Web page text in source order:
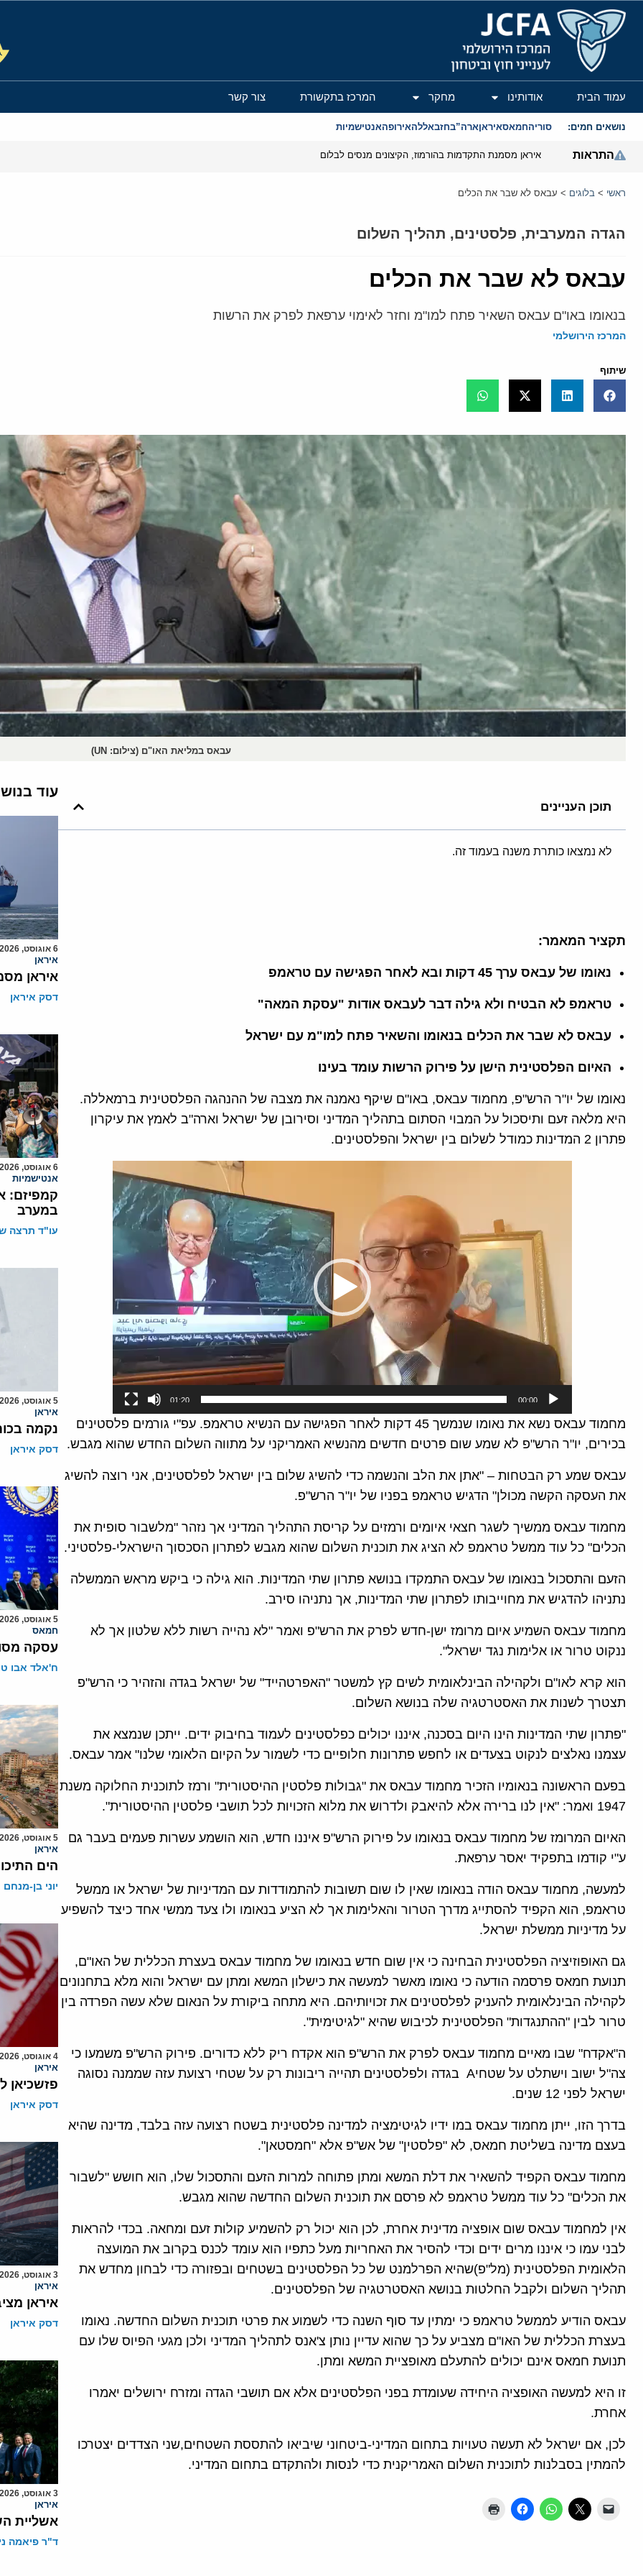
המרכז הירושלמי לענייני חוץ וביטחון
עמוד הבית אודותינו מחקר המרכז בתקשורת צור קשר
נושאים חמים: סוריהחמאסאיראןארה”בחזבאללהאירופהאנטישמיות
התראות איראן מסמנת התקדמות בהורמוז, הקיצונים מנסים לבלום
ראשי > בלוגים > עבאס לא שבר את הכלים
הגדה המערבית, פלסטינים, תהליך השלום
עבאס לא שבר את הכלים
בנאומו באו"ם עבאס השאיר פתח למו"מ וחזר לאימוי ערפאת לפרק את הרשות
המרכז הירושלמי
שיתוף
עבאס במליאת האו"ם (צילום: UN)
תוכן העניינים
לא נמצאו כותרת משנה בעמוד זה.
תקציר המאמר:
נאומו של עבאס ערך 45 דקות ובא לאחר הפגישה עם טראמפ
טראמפ לא הבטיח ולא גילה דבר לעבאס אודות "עסקת המאה"
עבאס לא שבר את הכלים בנאומו והשאיר פתח למו"מ עם ישראל
האיום הפלסטינית הישן על פירוק הרשות עומד בעינו
נאומו של יו"ר הרש"פ, מחמוד עבאס, באו"ם שיקף נאמנה את מצבה של ההנהגה הפלסטינית ברמאללה.
היא מלאה זעם ותיסכול על המבוי הסתום בתהליך המדיני וסירובן של ישראל וארה"ב לאמץ את עיקרון
פתרון 2 המדינות כמודל לשלום בין ישראל והפלסטינים.
00:00
01:20
מחמוד עבאס נשא את נאומו שנמשך 45 דקות לאחר הפגישה עם הנשיא טראמפ. עפ"י גורמים פלסטינים
בכירים, יו"ר הרש"פ לא שמע שום פרטים חדשים מהנשיא האמריקני על מתווה השלום החדש שהוא מגבש.
עבאס שמע רק הבטחות – "אתן את הלב והנשמה כדי להשיג שלום בין ישראל לפלסטינים, אני רוצה להשיג
את העסקה הקשה מכולן" הדגיש טראמפ בפניו של יו"ר הרש"פ.
מחמוד עבאס ממשיך לשגר חצאי איומים ורמזים על קריסת התהליך המדיני אך נזהר "מלשבור סופית את
הכלים" כל עוד ממשל טראמפ לא הציג את תוכנית השלום שהוא מגבש לפתרון הסכסוך הישראלי-פלסטיני.
הזעם והתסכול בנאומו של עבאס התמקדו בנושא פתרון שתי המדינות. הוא גילה כי ביקש מראש הממשלה
נתניהו להדגיש את מחוייבותו לפתרון שתי המדינות, אך נתניהו סירב.
מחמוד עבאס השמיע איום מרומז ישן-חדש לפרק את הרש"פ ואמר "לא נהייה רשות ללא שלטון אך לא
ננקוט טרור או אלימות נגד ישראל".
הוא קרא לאו"ם ולקהילה הבינלאומית לשים קץ למשטר "האפרטהייד" של ישראל בגדה והזהיר כי הרש"פ
תצטרך לשנות את האסטרטגיה שלה בנושא השלום.
"פתרון שתי המדינות הינו היום בסכנה, איננו יכולים כפלסטינים לעמוד בחיבוק ידים. ייתכן שנמצא את
עצמנו נאלצים לנקוט בצעדים או לחפש פתרונות חלופיים כדי לשמור על הקיום הלאומי שלנו" אמר עבאס.
בפעם הראשונה בנאומיו הזכיר מחמוד עבאס את "גבולות פלסטין ההיסטורית" ורמז לתוכנית החלוקה משנת
1947 ואמר: "אין לנו ברירה אלא להיאבק ולדרוש את מלוא הזכויות לכל תושבי פלסטין ההיסטורית".
האיום המרומז של מחמוד עבאס בנאומו על פירוק הרש"פ איננו חדש, הוא הושמע עשרות פעמים בעבר גם
ע"י קודמו בתפקיד יאסר ערפאת.
למעשה, מחמוד עבאס הודה בנאומו שאין לו שום תשובות להתמודדות עם המדיניות של ישראל או ממשל
טראמפ, הוא הקפיד להסתייג מדרך הטרור והאלימות אך לא הציע בנאומו ולו צעד ממשי אחד כיצד להשפיע
על מדיניות ממשלת ישראל.
גם האופוזיציה הפלסטינית הבחינה כי אין שום חדש בנאומו של מחמוד עבאס בעצרת הכללית של האו"ם,
תנועת חמאס פרסמה הודעה כי נאומו מאשר למעשה את כישלון המשא ומתן עם ישראל והוא מלא בתחנונים
לקהילה הבינלאומית להעניק לפלסטינים את זכויותיהם. היא מתחה ביקורת על הנאום שלא עשה הפרדה בין
טרור לבין "ההתנגדות" הפלסטינית לכיבוש שהיא "לגיטימית".
ה"אקדח" שבו מאיים מחמוד עבאס לפרק את הרש"פ הוא אקדח ריק ללא כדורים. פירוק הרש"פ משמעו כי
צה"ל ישוב וישתלט על שטחיA בגדה ולפלסטינים תהייה ריבונות רק על שטחי רצועת עזה שממנה נסוגה
ישראל לפני 12 שנים.
בדרך הזו, ייתן מחמוד עבאס במו ידיו לגיטימציה למדינה פלסטינית בשטח רצועה עזה בלבד, מדינה שהיא
בעצם מדינה בשליטת חמאס, לא "פלסטין" של אש"פ אלא "חמסטאן".
מחמוד עבאס הקפיד להשאיר את דלת המשא ומתן פתוחה למרות הזעם והתסכול שלו, הוא חושש "לשבור
את הכלים" כל עוד ממשל טראמפ לא פרסם את תוכנית השלום החדשה שהוא מגבש.
אין למחמוד עבאס שום אופציה מדינית אחרת, לכן הוא יכול רק להשמיע קולות זעם ומחאה. בכדי להראות
לבני עמו כי איננו מרים ידים וכדי להסיר את האחריות מעל כתפיו הוא עומד לכנס בקרוב את המועצה
הלאומית הפלסטינית (מל"פ)שהיא הפרלמנט של כל הפלסטינים בשטחים ובפזורה כדי לבחון מחדש את
תהליך השלום ולקבל החלטות בנושא האסטרטגיה של הפלסטינים.
עבאס הודיע לממשל טראמפ כי ימתין עד סוף השנה כדי לשמוע את פרטי תוכנית השלום החדשה. נאומו
בעצרת הכללית של האו"ם מצביע על כך שהוא עדיין נותן צ'אנס לתהליך המדיני ולכן מגעי הפיוס שלו עם
תנועת חמאס אינם יכולים להתעלם מאופציית המשא ומתן.
זו היא למעשה האופציה היחידה שעומדת בפני הפלסטינים אלא אם תושבי הגדה ומזרח ירושלים יאמרו
אחרת.
לכן, אם ישראל לא תעשה טעויות בתחום המדיני-ביטחוני שיביאו להתססת השטחים,שני הצדדים יצטרכו
להמתין בסבלנות לתוכנית השלום האמריקנית כדי לנסות ולהתקדם בתחום המדיני.
עוד
6 אוגוסט, 2026
איראן
איראן
דסק איראן
6 אוגוסט, 2026
אנטישמיות
קמפיזם:
במערב
עו"ד תרצה
5 אוגוסט, 2026
איראן
נקמה
דסק איראן
5 אוגוסט, 2026
חמאס
עסקה
ח'אלד אבו
5 אוגוסט, 2026
איראן
הים
יוני בן-מנחם
4 אוגוסט, 2026
איראן
פזשכיאן
דסק איראן
3 אוגוסט, 2026
איראן
איראן
דסק איראן
3 אוגוסט, 2026
איראן
אשליית
ד"ר פיאמה